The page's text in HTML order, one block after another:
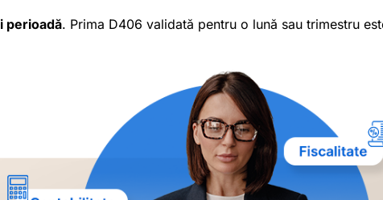
perioadă. Prima D406 validată pentru o lună sau trimestru